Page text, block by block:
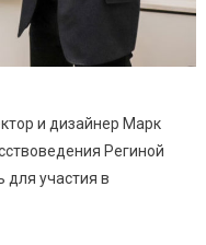
и дизайнер Марк
Региной
для участия в